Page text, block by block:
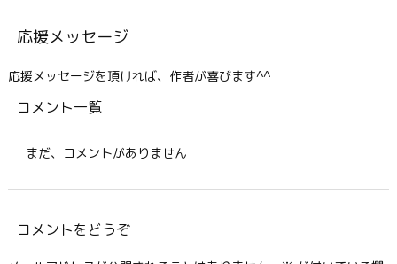
応援メッセージ
応援メッセージを頂ければ、作者が喜びます^^
コメント一覧
まだ、コメントがありません
コメントをどうぞ